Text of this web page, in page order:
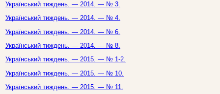
Український тиждень. — 2014. — № 3.
Український тиждень. — 2014. — № 4.
Український тиждень. — 2014. — № 6.
Український тиждень. — 2014. — № 8.
Український тиждень. — 2015. — № 1-2.
Український тиждень. — 2015. — № 10.
Український тиждень. — 2015. — № 11.